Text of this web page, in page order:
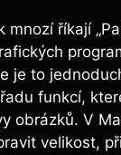
mnozí říkají
je to
funkcí,
obrázků. V
velikost,